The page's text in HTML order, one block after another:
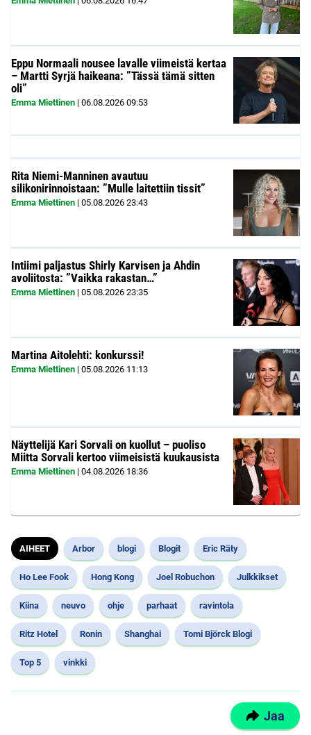
Eppu Normaali nousee lavalle viimeistä kertaa
– Martti Syrjä haikeana: ”Tässä tämä sitten
oli”
Emma Miettinen | 06.08.2026 09:53
Rita Niemi-Manninen avautuu
silikonirinnoistaan: ”Mulle laitettiin tissit”
Emma Miettinen | 05.08.2026 23:43
Intiimi paljastus Shirly Karvisen ja Ahdin
avoliitosta: ”Vaikka rakastan…”
Emma Miettinen | 05.08.2026 23:35
Martina Aitolehti: konkurssi!
Emma Miettinen | 05.08.2026 11:13
Näyttelijä Kari Sorvali on kuollut – puoliso
Miitta Sorvali kertoo viimeisistä kuukausista
Emma Miettinen | 04.08.2026 18:36
AIHEET Arbor blogi Blogit Eric Räty
Ho Lee Fook Hong Kong Joel Robuchon Julkkikset
Kiina neuvo ohje parhaat ravintola
Ritz Hotel Ronin Shanghai Tomi Björck Blogi
Top 5 vinkki
Jaa